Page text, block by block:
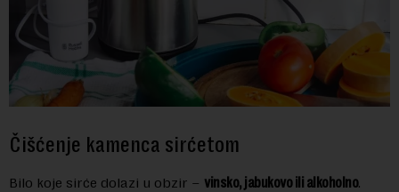
Čišćenje kamenca sirćetom
Bilo koje sirće dolazi u obzir – vinsko, jabukovo ili alkoholno.